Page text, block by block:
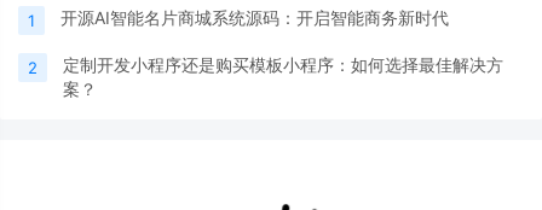
1 开源AI智能名片商城系统源码：开启智能商务新时代
2
定制开发小程序还是购买模板小程序：如何选择最佳解决方
案？